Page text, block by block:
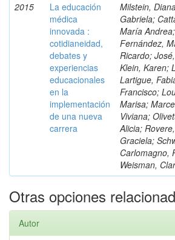
2015
La educación
médica
innovada :
cotidianeidad,
debates y
experiencias
educacionales
en la
implementación
de una nueva
carrera
Milstein,
Gabriela;
María
Fernández,
Ricardo;
Klein, Karen;
Lartigue,
Francisco;
Marisa;
Viviana;
Alicia;
Graciela;
Carlomagno,
Weisman,
Otras opciones
Autor